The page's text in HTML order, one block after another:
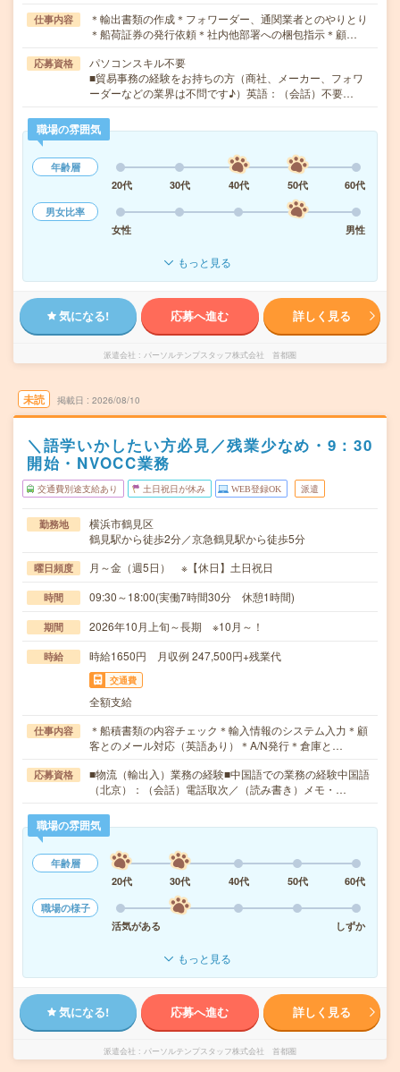
仕事内容
＊輸出書類の作成＊フォワーダー、通関業者とのやりとり
＊船荷証券の発行依頼＊社内他部署への梱包指示＊顧…
応募資格
パソコンスキル不要
■貿易事務の経験をお持ちの方（商社、メーカー、フォワ
ーダーなどの業界は不問です♪）英語：（会話）不要…
職場の雰囲気
年齢層
20代
30代 40代 50代
60代
男女比率
女性
男性
もっと見る
気になる! 応募へ進む 詳しく見る
派遣会社 パーソルテンプスタッフ株式会社 首都圏
未読 掲載日 2026/08/10
＼語学いかしたい方必見／残業少なめ・9：30
開始・NVOCC業務
交通費別途支給あり 土日祝日が休み WEB登録OK 派遣
勤務地
横浜市鶴見区
鶴見駅から徒歩2分／京急鶴見駅から徒歩5分
曜日頻度 月～金（週5日） ※【休日】土日祝日
時間 09:30～18:00(実働7時間30分 休憩1時間)
期間 2026年10月上旬～長期 ※10月～！
時給 時給1650円 月収例 247,500円+残業代
交通費
全額支給
仕事内容
＊船積書類の内容チェック＊輸入情報のシステム入力＊顧
客とのメール対応（英語あり）＊A/N発行＊倉庫と…
応募資格
■物流（輸出入）業務の経験■中国語での業務の経験中国語
（北京）：（会話）電話取次／（読み書き）メモ・…
職場の雰囲気
年齢層
20代
30代 40代 50代
60代
職場の様子
活気がある
しずか
もっと見る
気になる! 応募へ進む 詳しく見る
派遣会社 パーソルテンプスタッフ株式会社 首都圏